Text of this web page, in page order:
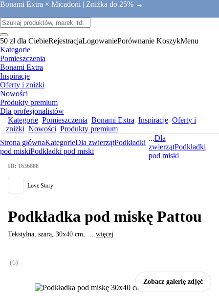
Bonami Extra × Micadoni | Zniżka do 25% →
50 zł dla CiebieRejestracjaLogowaniePorównanie KoszykMenu
Kategorie
Pomieszczenia
Bonami Extra
Inspiracje
Oferty i zniżki
Nowości
Produkty premium
Dla profesjonalistów
Kategorie Pomieszczenia Bonami Extra Inspiracje Oferty i
zniżki Nowości Produkty premium
Strona głównaKategorieDla zwierzątPodkładki
pod miskiPodkładki pod miski
...Dla
zwierzątPodkładki
pod miski
Zobacz galerię zdjęć
ID: 1636888
Love Story
Podkładka pod miskę Pattou
Tekstylna, szara, 30x40 cm, … więcej
(6)